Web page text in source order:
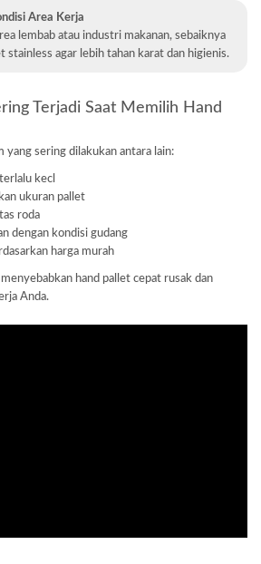
Area Kerja
lembab atau industri makanan, sebaiknya
stainless agar lebih tahan karat dan higienis.
Terjadi Saat Memilih Hand
yang sering dilakukan antara lain:
kecl
ukuran pallet
roda
dengan kondisi gudang
harga murah
hand pallet cepat rusak dan
Anda.